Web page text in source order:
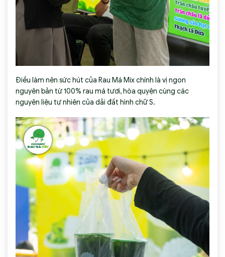
Điều làm nên sức hút của Rau Má Mix chính là vị ngon
nguyên bản từ 100% rau má tươi, hòa quyện cùng các
nguyên liệu tự nhiên của dải đất hình chữ S.